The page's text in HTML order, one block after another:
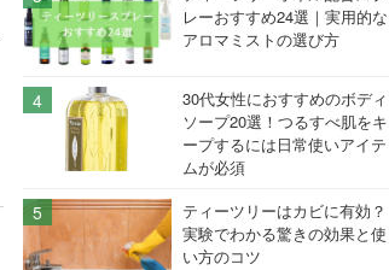
レーおすすめ24選｜実用的な
アロマミストの選び方
30代女性におすすめのボディ
ソープ20選！つるすべ肌をキ
ープするには日常使いアイテ
ムが必須
ティーツリーはカビに有効？
実験でわかる驚きの効果と使
い方のコツ